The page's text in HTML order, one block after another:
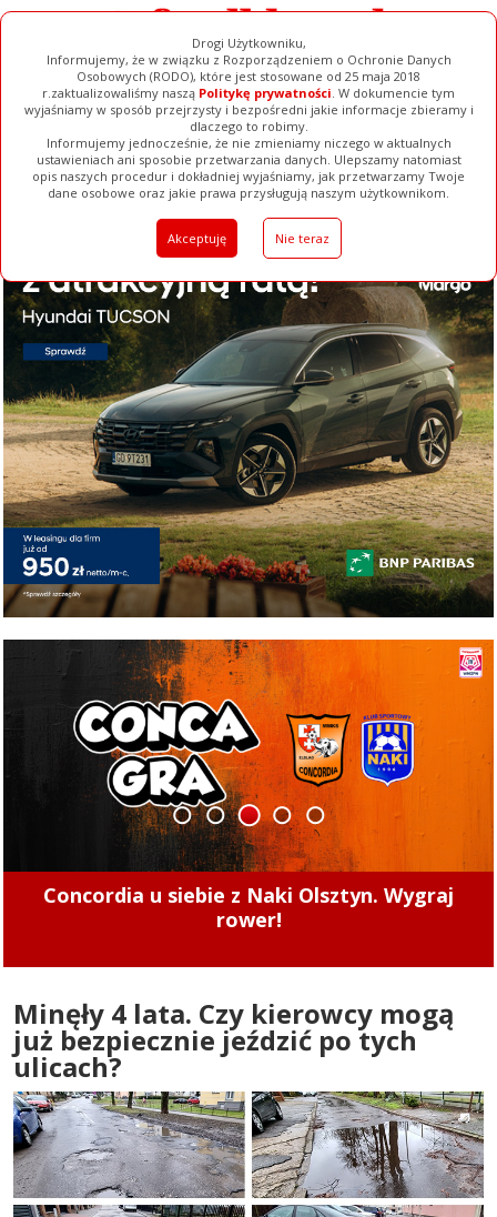
Drogi Użytkowniku,
Informujemy, że w związku z Rozporządzeniem o Ochronie Danych
Osobowych (RODO), które jest stosowane od 25 maja 2018
r.zaktualizowaliśmy naszą Politykę prywatności. W dokumencie tym
wyjaśniamy w sposób przejrzysty i bezpośredni jakie informacje zbieramy i
dlaczego to robimy.
Informujemy jednocześnie, że nie zmieniamy niczego w aktualnych
ustawieniach ani sposobie przetwarzania danych. Ulepszamy natomiast
opis naszych procedur i dokładniej wyjaśniamy, jak przetwarzamy Twoje
dane osobowe oraz jakie prawa przysługują naszym użytkownikom.
Akceptuję Nie teraz
Ogłoszenia Filmy Galerie Baza Firm Pełna Wersja
Concordia u siebie z Naki Olsztyn. Wygraj
rower!
1 2 3 4 5
Minęły 4 lata. Czy kierowcy mogą
już bezpiecznie jeździć po tych
ulicach?